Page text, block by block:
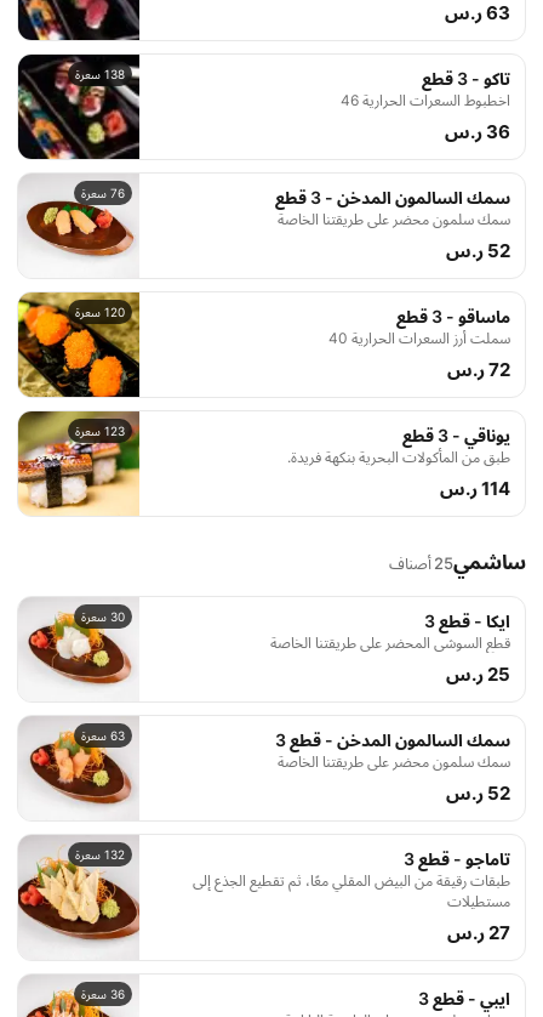
63 ر.س
138 سعرة تاكو - 3 قطع
اخطبوط السعرات الحرارية 46
36 ر.س
76 سعرة سمك السالمون المدخن - 3 قطع
سمك سلمون محضر على طريقتنا الخاصة
52 ر.س
120 سعرة ماساقو - 3 قطع
سملت أرز السعرات الحرارية 40
72 ر.س
123 سعرة يوناقي - 3 قطع
طبق من المأكولات البحرية بنكهة فريدة.
114 ر.س
ساشمي25 أصناف
30 سعرة ايكا - قطع 3
قطع السوشي المحضر على طريقتنا الخاصة
25 ر.س
63 سعرة سمك السالمون المدخن - قطع 3
سمك سلمون محضر على طريقتنا الخاصة
52 ر.س
132 سعرة تاماجو - قطع 3
طبقات رقيقة من البيض المقلي معًا، ثم تقطيع الجذع إلى
مستطيلات
27 ر.س
36 سعرة ايبي - قطع 3